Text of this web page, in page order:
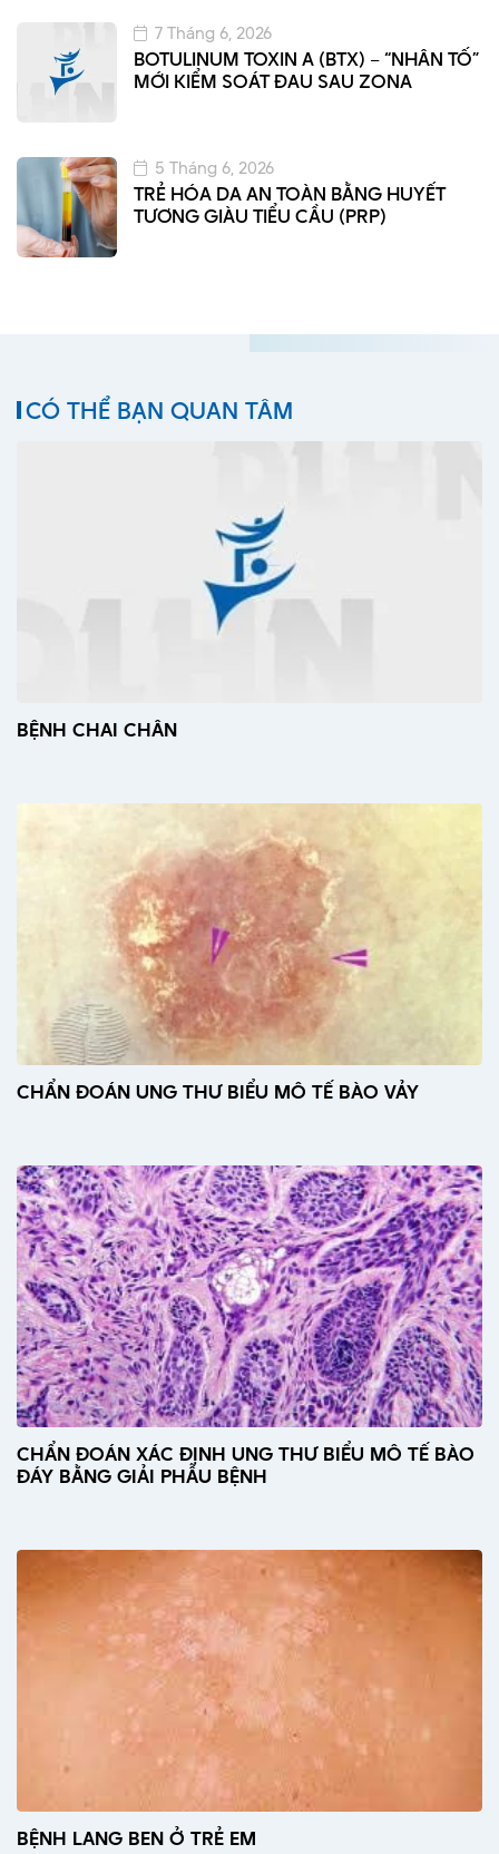
BOTULINUM TOXIN A (BTX) – “NHÂN TỐ”
MỚI KIỂM SOÁT ĐAU SAU ZONA
7 Tháng 6, 2026
TRẺ HÓA DA AN TOÀN BẰNG HUYẾT
TƯƠNG GIÀU TIỂU CẦU (PRP)
5 Tháng 6, 2026
CÓ THỂ BẠN QUAN TÂM
BỆNH CHAI CHÂN
CHẨN ĐOÁN UNG THƯ BIỂU MÔ TẾ BÀO VẢY
CHẨN ĐOÁN XÁC ĐỊNH UNG THƯ BIỂU MÔ TẾ BÀO
ĐÁY BẰNG GIẢI PHẪU BỆNH
BỆNH LANG BEN Ở TRẺ EM